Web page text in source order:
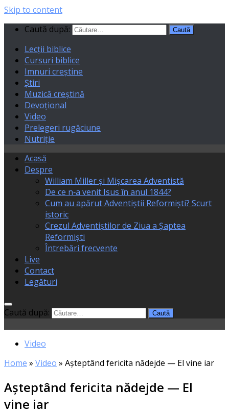
Skip to content
Caută după:
Lecții biblice
Cursuri biblice
Imnuri creștine
Știri
Muzică creștină
Devoțional
Video
Prelegeri rugăciune
Nutriție
Acasă
Despre
William Miller și Mișcarea Adventistă
De ce n‑a venit Isus în anul 1844?
Cum au apărut Adventiștii Reformiști? Scurt
istoric
Crezul Adventiștilor de Ziua a Șaptea
Reformiști
Întrebări frecvente
Live
Contact
Legături
Caută după:
Video
Home » Video » Așteptând fericita nădejde — El vine iar
Așteptând fericita nădejde — El
vine iar